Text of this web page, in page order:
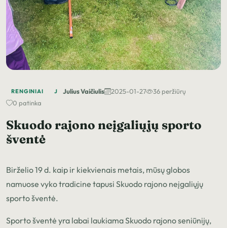
RENGINIAI J Julius Vaičiulis 2025-01-27
36 peržiūrų
0 patinka
Skuodo rajono neįgaliųjų sporto
šventė
Birželio 19 d. kaip ir kiekvienais metais, mūsų globos
namuose vyko tradicine tapusi Skuodo rajono neįgaliųjų
sporto šventė.
Sporto šventė yra labai laukiama Skuodo rajono seniūnijų,